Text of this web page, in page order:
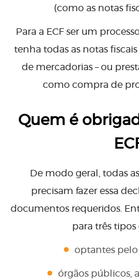
(como as notas
Para a ECF ser um
tenha todas as notas
de mercadorias – ou
como compra de
Quem é
De modo geral, todas
precisam fazer essa
documentos requeridos.
para três tipos
optantes pelo
órgãos públicos,